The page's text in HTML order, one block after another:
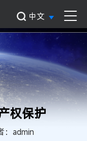
中文
权保护
：admin